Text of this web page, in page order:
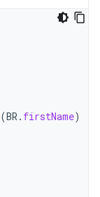
(BR . firstName)